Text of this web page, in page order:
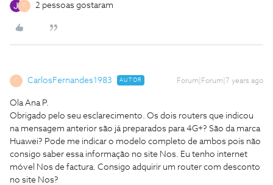
C 2 pessoas gostaram
C CarlosFernandes1983 AUTOR Forum|Forum|7 years ago
Ola Ana P.
Obrigado pelo seu esclarecimento. Os dois routers que indicou
na mensagem anterior são já preparados para 4G+? São da marca
Huawei? Pode me indicar o modelo completo de ambos pois não
consigo saber essa informação no site Nos. Eu tenho internet
móvel Nos de factura. Consigo adquirir um router com desconto
no site Nos?